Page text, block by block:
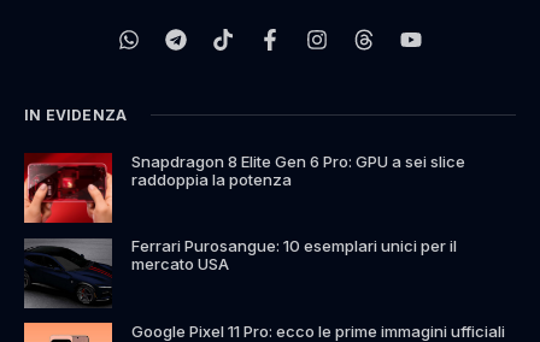
IN EVIDENZA
Snapdragon 8 Elite Gen 6 Pro: GPU a sei slice
raddoppia la potenza
Ferrari Purosangue: 10 esemplari unici per il
mercato USA
Google Pixel 11 Pro: ecco le prime immagini ufficiali